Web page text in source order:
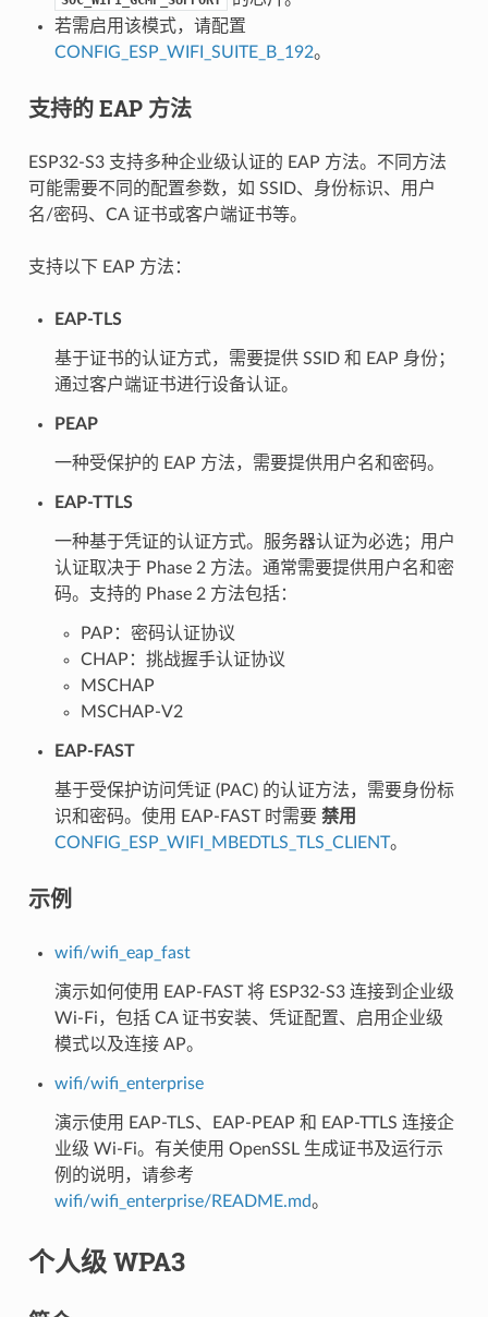
若需启用该模式，请配置
CONFIG_ESP_WIFI_SUITE_B_192。
支持的 EAP 方法
ESP32-S3 支持多种企业级认证的 EAP 方法。不同方法
可能需要不同的配置参数，如 SSID、身份标识、用户
名/密码、CA 证书或客户端证书等。
支持以下 EAP 方法：
EAP-TLS
基于证书的认证方式，需要提供 SSID 和 EAP 身份；
通过客户端证书进行设备认证。
PEAP
一种受保护的 EAP 方法，需要提供用户名和密码。
EAP-TTLS
一种基于凭证的认证方式。服务器认证为必选；用户
认证取决于 Phase 2 方法。通常需要提供用户名和密
码。支持的 Phase 2 方法包括：
PAP：密码认证协议
CHAP：挑战握手认证协议
MSCHAP
MSCHAP-V2
EAP-FAST
基于受保护访问凭证 (PAC) 的认证方法，需要身份标
识和密码。使用 EAP-FAST 时需要 禁用
CONFIG_ESP_WIFI_MBEDTLS_TLS_CLIENT。
示例
wifi/wifi_eap_fast
演示如何使用 EAP-FAST 将 ESP32-S3 连接到企业级
Wi-Fi，包括 CA 证书安装、凭证配置、启用企业级
模式以及连接 AP。
wifi/wifi_enterprise
演示使用 EAP-TLS、EAP-PEAP 和 EAP-TTLS 连接企
业级 Wi-Fi。有关使用 OpenSSL 生成证书及运行示
例的说明，请参考
wifi/wifi_enterprise/README.md。
个人级 WPA3